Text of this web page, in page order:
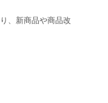
、新商品や商品改